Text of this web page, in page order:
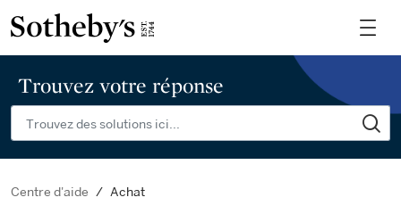
Trouvez votre réponse
Centre d'aide Achat